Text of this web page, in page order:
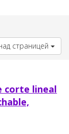
страницей
corte lineal